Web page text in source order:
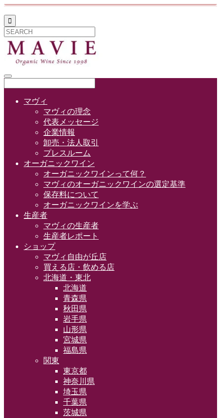

マヴィ
マヴィの理念
代表メッセージ
企業情報
卸売・法人取引
プレスルーム
オーガニックワイン
オーガニックワインって何？
マヴィのオーガニックワインの選定基準
保存料について
オーガニックワインを学ぶ
生産者
マヴィの生産者
生産者レポート
ショップ
マヴィ自由が丘店
買える店・飲める店
北海道・東北
北海道
青森県
秋田県
岩手県
山形県
宮城県
福島県
関東
東京都
神奈川県
埼玉県
千葉県
茨城県